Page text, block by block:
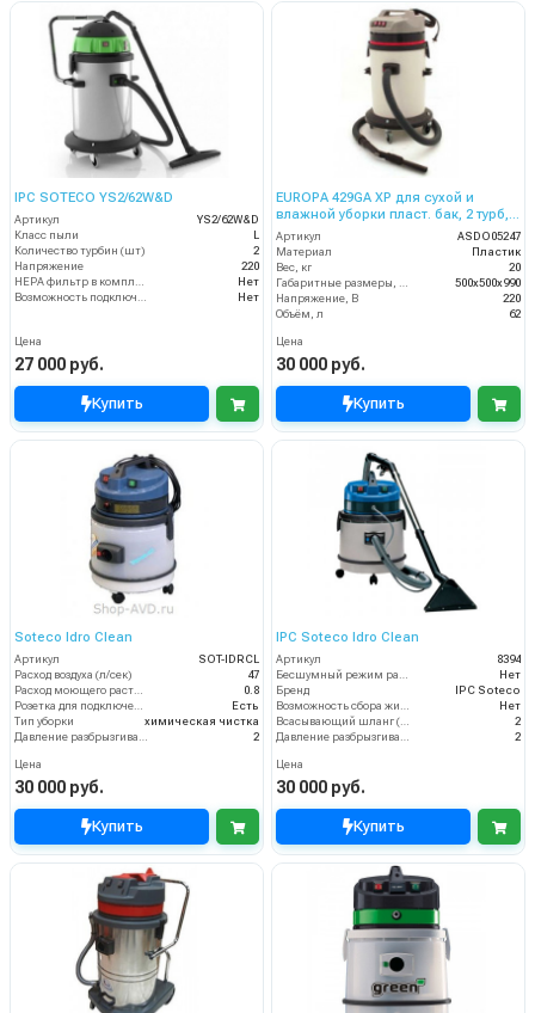
IPC SOTECO YS2/62W&D
Артикул
YS2/62W&D
Класс пыли
L
Количество турбин (шт)
2
Напряжение
220
HEPA фильтр в комплекте
Нет
Возможность подключения электрощетки
Нет
Цена
27 000 руб.
Купить
EUROPA 429GA XP для сухой и
влажной уборки пласт. бак, 2 турб,
2800 Вт, 62 л.
Артикул
ASDO05247
Материал
Пластик
Вес, кг
20
Габаритные размеры, мм
500х500х990
Напряжение, В
220
Объём, л
62
Цена
30 000 руб.
Купить
Soteco Idro Clean
Артикул
SOT-IDRCL
Расход воздуха (л/сек)
47
Расход моющего раствора (л/мин)
0.8
Розетка для подключения инструмента
Есть
Тип уборки
химическая чистка
Давление разбрызгивания моющего раствора (бар)
2
Цена
30 000 руб.
Купить
IPC Soteco Idro Clean
Артикул
8394
Бесшумный режим работы
Нет
Бренд
IPC Soteco
Возможность сбора жидкой грязи
Нет
Всасывающий шланг (м)
2
Давление разбрызгивания (бар)
2
Цена
30 000 руб.
Купить